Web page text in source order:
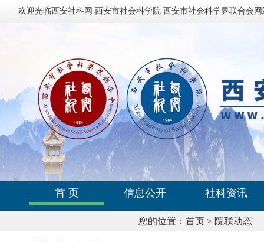
欢迎光临西安社科网 西安市社会科学院 西安市社会科学界联合会
首 页 信息公开 社科资讯
您的位置： 首页 > 院联动态